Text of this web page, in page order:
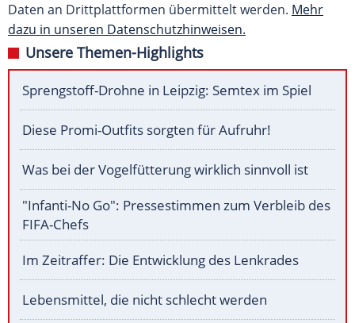
Daten an Drittplattformen übermittelt werden. Mehr
dazu in unseren Datenschutzhinweisen.
Unsere Themen-Highlights
Sprengstoff-Drohne in Leipzig: Semtex im Spiel
Diese Promi-Outfits sorgten für Aufruhr!
Was bei der Vogelfütterung wirklich sinnvoll ist
"Infanti-No Go": Pressestimmen zum Verbleib des
FIFA-Chefs
Im Zeitraffer: Die Entwicklung des Lenkrades
Lebensmittel, die nicht schlecht werden